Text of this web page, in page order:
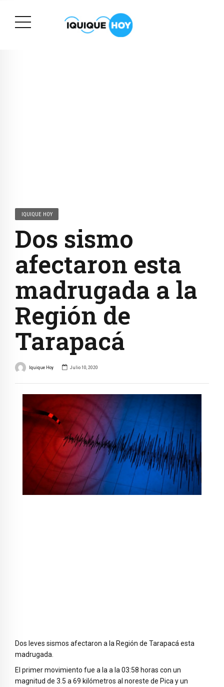
IQUIQUE HOY
Dos sismo
afectaron esta
madrugada a la
Región de
Tarapacá
Iquique Hoy Julio 10, 2020
Dos leves sismos afectaron a la Región de Tarapacá esta
madrugada.
El primer movimiento fue a la a la 03:58 horas con un
magnitud de 3.5 a 69 kilómetros al noreste de Pica y un